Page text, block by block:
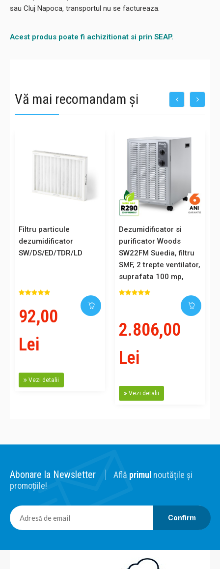
sau Cluj Napoca, transportul nu se factureaza.
Acest produs poate fi achizitionat si prin SEAP.
Vă mai recomandam și
Filtru particule
dezumidificator
SW/DS/ED/TDR/LD
92,00
Lei
Vezi detalii
Dezumidificator si
purificator Woods
SW22FM Suedia, filtru
SMF, 2 trepte ventilator,
suprafata 100 mp,
garantie 6 ani
2.806,00
Lei
Vezi detalii
Abonare la Newsletter Află primul noutățile și
promoțiile!
Confirm